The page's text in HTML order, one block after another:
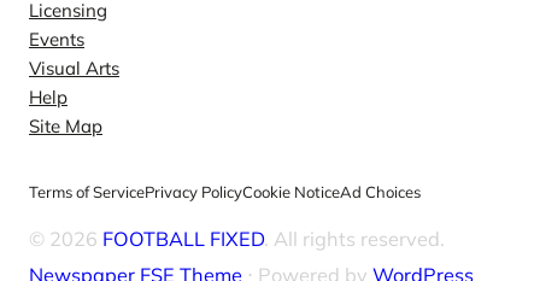
Licensing
Events
Visual Arts
Help
Site Map
Terms of ServicePrivacy PolicyCookie NoticeAd Choices
© 2026 FOOTBALL FIXED. All rights reserved.
Newspaper FSE Theme ⋅ Powered by WordPress